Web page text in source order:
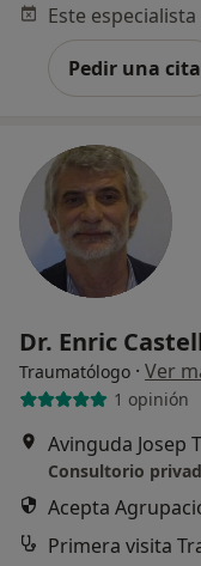
Pedir una cita
Dr. Enric
Traumatólogo · Ver
1 opinión
Consultorio
Acepta
Primera visita